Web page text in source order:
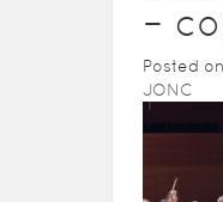
–
Posted on
JONC